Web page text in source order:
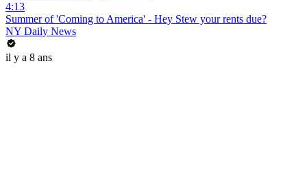
4:13
Summer of 'Coming to America' - Hey Stew your rents due?
NY Daily News
il y a 8 ans